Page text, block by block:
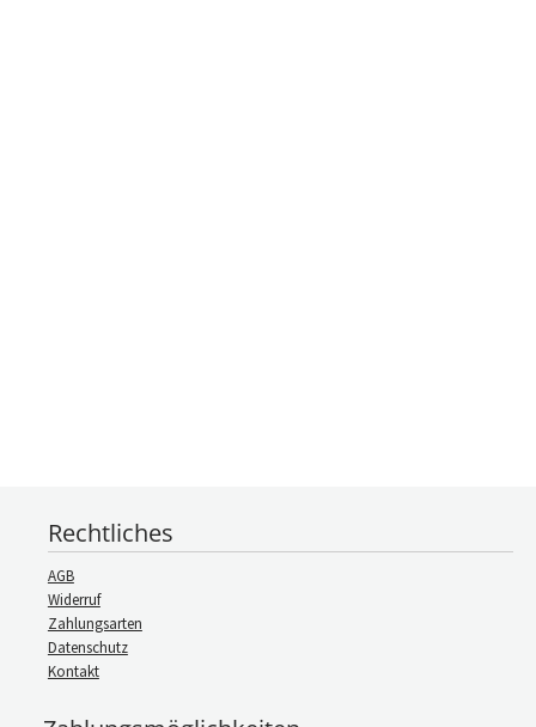
Rechtliches
AGB
Widerruf
Zahlungsarten
Datenschutz
Kontakt